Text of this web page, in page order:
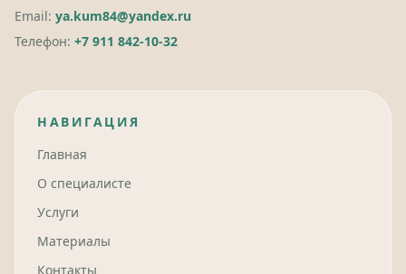
Email: ya.kum84@yandex.ru
Телефон: +7 911 842-10-32
НАВИГАЦИЯ
Главная
О специалисте
Услуги
Материалы
Контакты